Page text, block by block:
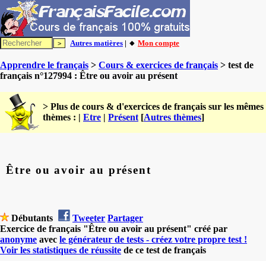
Autres matières | 🔸 Mon compte
Apprendre le français > Cours & exercices de français > test de
français n°127994 : Être ou avoir au présent
> Plus de cours & d'exercices de français sur les mêmes
thèmes : | Etre | Présent [Autres thèmes]
Être ou avoir au présent
Débutants Tweeter Partager
Exercice de français "Être ou avoir au présent" créé par
anonyme avec le générateur de tests - créez votre propre test !
Voir les statistiques de réussite de ce test de français